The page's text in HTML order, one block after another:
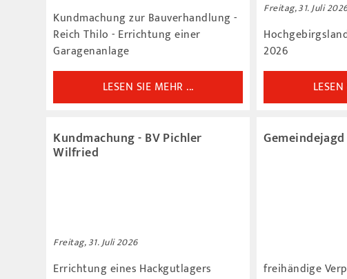
Kundmachung zur Bauverhandlung -
Reich Thilo - Errichtung einer
Garagenanlage
LESEN SIE MEHR ...
Freitag, 31. Juli
2026
Kundmachung - BV Pichler
Wilfried
Freitag, 31. Juli 2026
Errichtung eines Hackgutlagers
freihändige